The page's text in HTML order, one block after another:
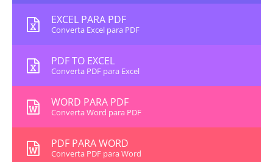
EXCEL PARA PDF
Converta Excel para PDF
PDF TO EXCEL
Converta PDF para Excel
WORD PARA PDF
Converta Word para PDF
PDF PARA WORD
Converta PDF para Word